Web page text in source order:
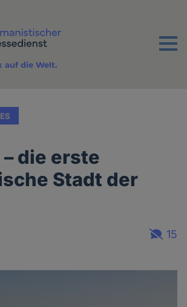
Menu
auf die Welt.
die erste
Stadt der
15